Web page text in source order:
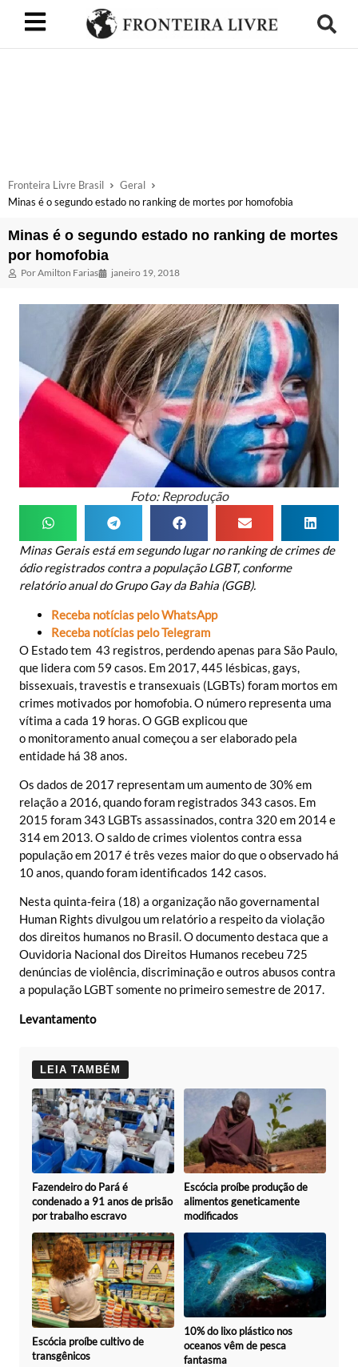
Fronteira Livre Brasil
Geral
Minas é o segundo estado no ranking de mortes por homofobia
Minas é o segundo estado no ranking de mortes
por homofobia
PorAmilton Farias janeiro 19, 2018
Foto: Reprodução
Minas Gerais está em segundo lugar no ranking de crimes de
ódio registrados contra a população LGBT, conforme
relatório anual do Grupo Gay da Bahia (GGB).
Receba notícias pelo WhatsApp
Receba notícias pelo Telegram
O Estado tem 43 registros, perdendo apenas para São Paulo,
que lidera com 59 casos. Em 2017, 445 lésbicas, gays,
bissexuais, travestis e transexuais (LGBTs) foram mortos em
crimes motivados por homofobia. O número representa uma
vítima a cada 19 horas. O GGB explicou que
o monitoramento anual começou a ser elaborado pela
entidade há 38 anos.
Os dados de 2017 representam um aumento de 30% em
relação a 2016, quando foram registrados 343 casos. Em
2015 foram 343 LGBTs assassinados, contra 320 em 2014 e
314 em 2013. O saldo de crimes violentos contra essa
população em 2017 é três vezes maior do que o observado há
10 anos, quando foram identificados 142 casos.
Nesta quinta-feira (18) a organização não governamental
Human Rights divulgou um relatório a respeito da violação
dos direitos humanos no Brasil. O documento destaca que a
Ouvidoria Nacional dos Direitos Humanos recebeu 725
denúncias de violência, discriminação e outros abusos contra
a população LGBT somente no primeiro semestre de 2017.
Levantamento
LEIA TAMBÉM
Fazendeiro do Pará é
condenado a 91 anos de prisão
por trabalho escravo
Escócia proíbe produção de
alimentos geneticamente
modificados
Escócia proíbe cultivo de
transgênicos
10% do lixo plástico nos
oceanos vêm de pesca
fantasma